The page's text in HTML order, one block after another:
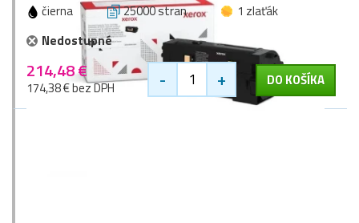
čierna 25000 stran
1 zlaťák
Nedostupné
214,48 €
174,38 € bez DPH - + DO KOŠÍKA